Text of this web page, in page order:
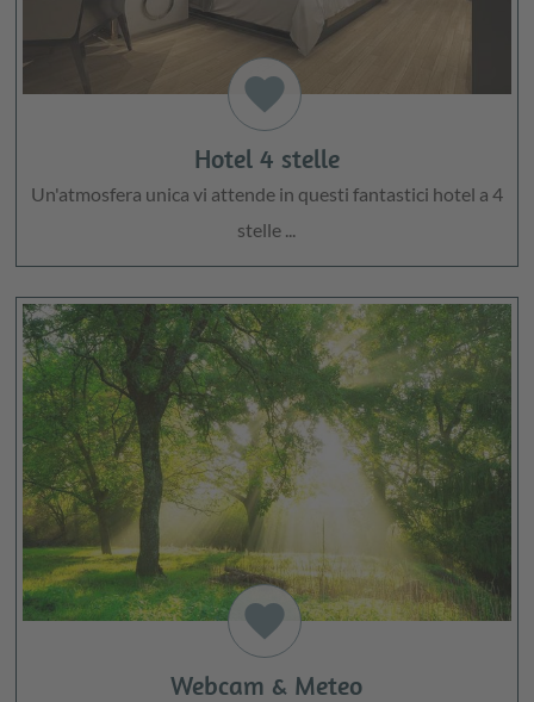
favorite
Hotel 4 stelle
Un'atmosfera unica vi attende in questi fantastici hotel a 4
stelle ...
favorite
Webcam & Meteo